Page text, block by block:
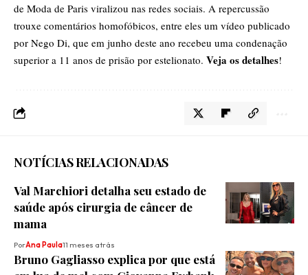
de Moda de Paris viralizou nas redes sociais. A repercussão
trouxe comentários homofóbicos, entre eles um vídeo publicado
por Nego Di, que em junho deste ano recebeu uma condenação
superior a 11 anos de prisão por estelionato. Veja os detalhes!
NOTÍCIAS RELACIONADAS
Val Marchiori detalha seu estado de
saúde após cirurgia de câncer de
mama
PorAna Paula11 meses atrás
Bruno Gagliasso explica por que está